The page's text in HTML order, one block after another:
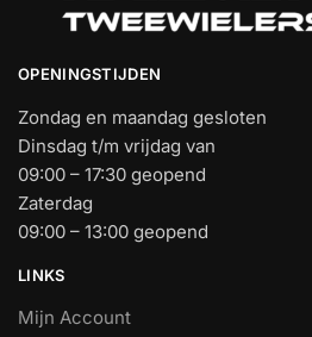
OPENINGSTIJDEN
Zondag en maandag gesloten
Dinsdag t/m vrijdag van
09:00 – 17:30 geopend
Zaterdag
09:00 – 13:00 geopend
LINKS
Mijn Account